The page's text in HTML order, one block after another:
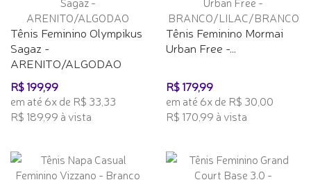
Tênis Feminino Olympikus
Sagaz -
ARENITO/ALGODAO
R$ 199,99
em até 6x de R$ 33,33
R$ 189,99 à vista
Tênis Feminino Mormai
Urban Free -...
R$ 179,99
em até 6x de R$ 30,00
R$ 170,99 à vista